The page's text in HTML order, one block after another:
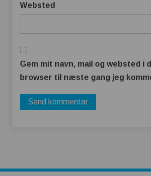
Websted
Gem mit navn, mail og websted i
browser til næste gang jeg